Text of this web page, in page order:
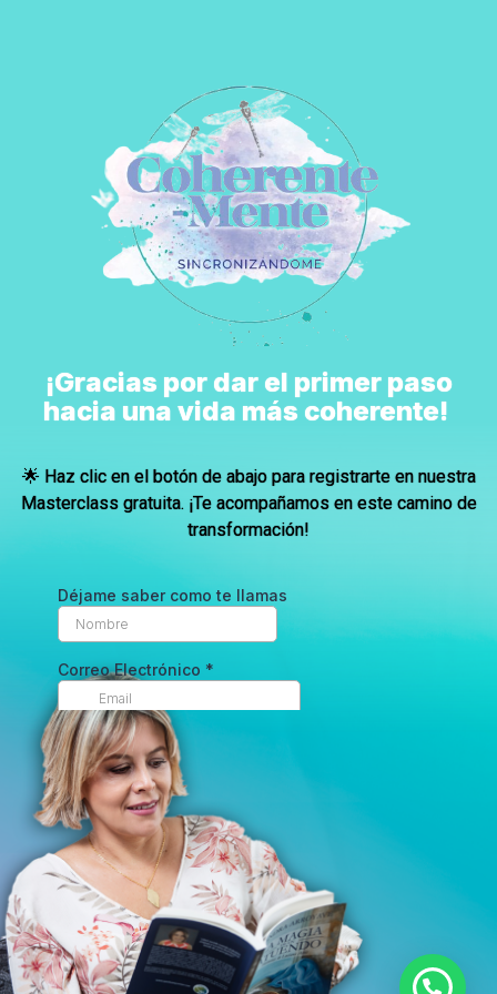
¡Gracias por dar el primer paso
hacia una vida más coherente!
🌟 Haz clic en el botón de abajo para registrarte en nuestra
Masterclass gratuita. ¡Te acompañamos en este camino de
transformación!